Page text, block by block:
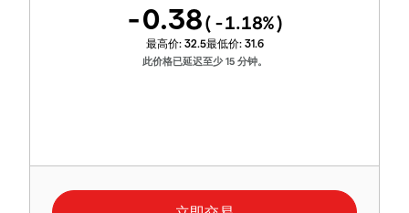
-0.38( -1.18%)
最高价: 32.5最低价: 31.6
此价格已延迟至少 15 分钟。